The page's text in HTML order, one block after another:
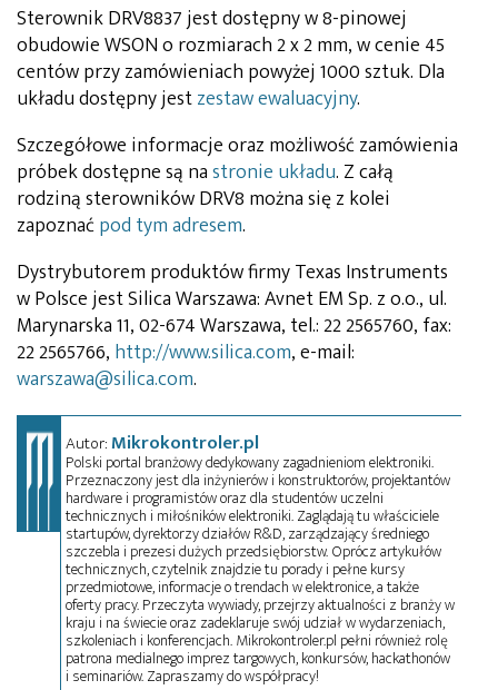
Sterownik DRV8837 jest dostępny w 8-pinowej
obudowie WSON o rozmiarach 2 x 2 mm, w cenie 45
centów przy zamówieniach powyżej 1000 sztuk. Dla
układu dostępny jestzestaw ewaluacyjny.
Szczegółowe informacje oraz możliwość zamówienia
próbek dostępne są nastronie układu. Z całą
rodziną sterowników DRV8 można się z kolei
zapoznaćpod tym adresem.
Dystrybutorem produktów firmy Texas Instruments
w Polsce jest Silica Warszawa: Avnet EM Sp. z o.o., ul.
Marynarska 11, 02-674 Warszawa, tel.: 22 2565760, fax:
22 2565766, http://www.silica.com, e-mail:
warszawa@silica.com.
Autor:Mikrokontroler.pl
Polski portal branżowy dedykowany zagadnieniom elektroniki.
Przeznaczony jest dla inżynierów i konstruktorów, projektantów
hardware i programistów oraz dla studentów uczelni
technicznych i miłośników elektroniki. Zaglądają tu właściciele
startupów, dyrektorzy działów R&D, zarządzający średniego
szczebla i prezesi dużych przedsiębiorstw. Oprócz artykułów
technicznych, czytelnik znajdzie tu porady i pełne kursy
przedmiotowe, informacje o trendach w elektronice, a także
oferty pracy. Przeczyta wywiady, przejrzy aktualności z branży w
kraju i na świecie oraz zadeklaruje swój udział w wydarzeniach,
szkoleniach i konferencjach. Mikrokontroler.pl pełni również rolę
patrona medialnego imprez targowych, konkursów, hackathonów
i seminariów. Zapraszamy do współpracy!